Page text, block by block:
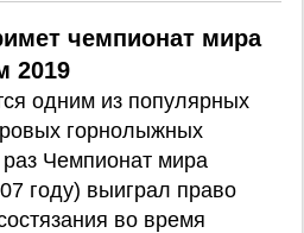
чемпионат мира
2019
одним из популярных
горнолыжных
Чемпионат мира
году) выиграл право
во время